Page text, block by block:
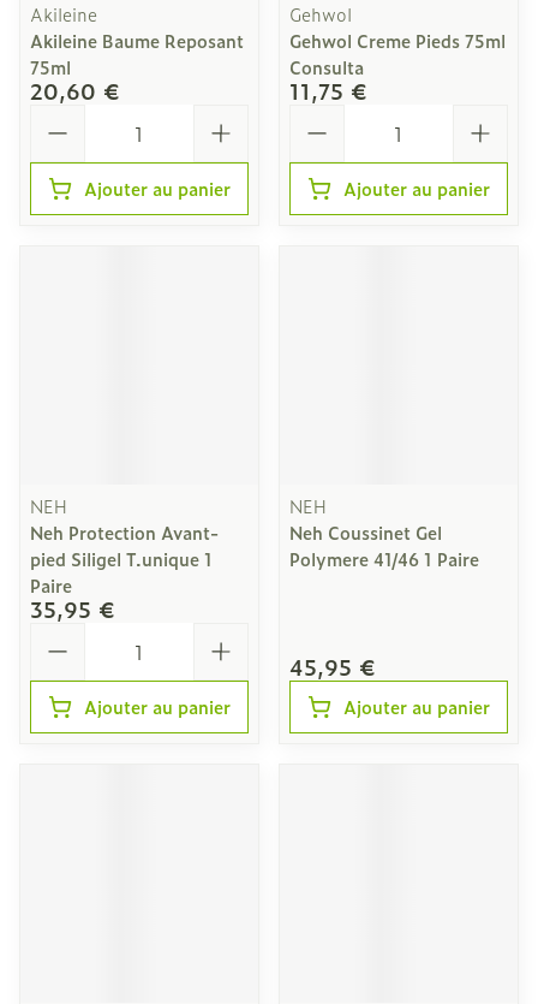
Akileine
Akileine Baume Reposant
75ml
20,60 €
Ajouter au panier
Gehwol
Gehwol Creme Pieds 75ml
Consulta
11,75 €
Ajouter au panier
NEH
Neh Protection Avant-
pied Siligel T.unique 1
Paire
35,95 €
Ajouter au panier
NEH
Neh Coussinet Gel
Polymere 41/46 1 Paire
45,95 €
Ajouter au panier